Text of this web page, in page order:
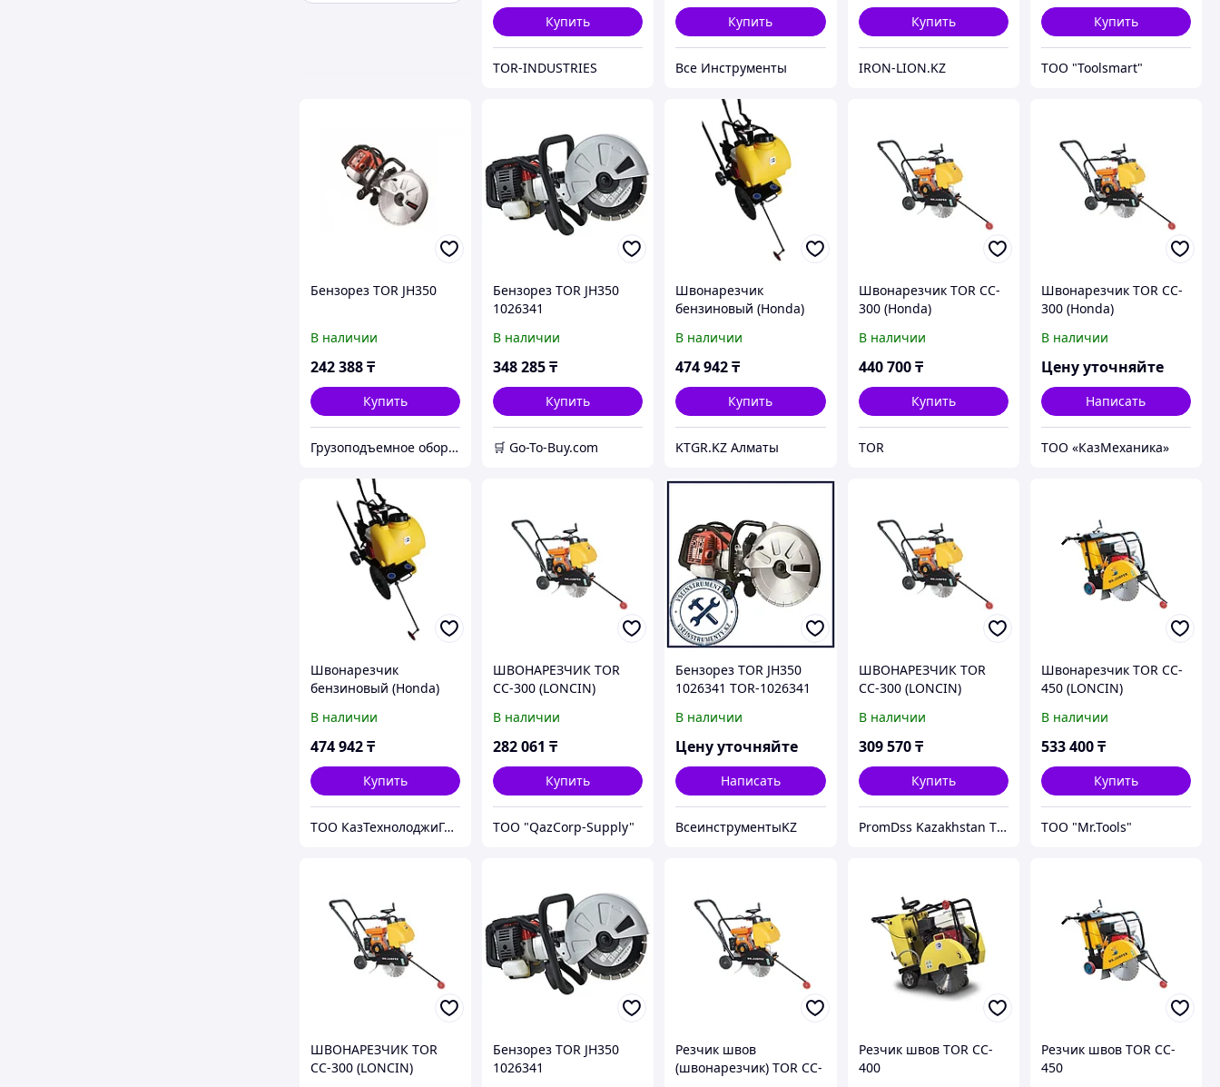
Купить
TOR-INDUSTRIES
Купить
Все Инструменты
Купить
IRON-LION.KZ
Купить
ТОО "Toolsmart"
Бензорез TOR JH350
В наличии
242 388₸
Купить
Грузоподъемное оборудование TOR-SAS
Бензорез TOR JH350
1026341
В наличии
348 285₸
Купить
🛒 Go-To-Buy.com
Швонарезчик
бензиновый (Honda)
В наличии
474 942₸
Купить
KTGR.KZ Алматы
Швонарезчик TOR CC-
300 (Honda)
В наличии
440 700 ₸
Купить
TOR
Швонарезчик TOR CC-
300 (Honda)
В наличии
Цену уточняйте
Написать
ТОО «‎КазМеханика»
Швонарезчик
бензиновый (Honda)
В наличии
474 942₸
Купить
ТОО КазТехнолоджиГрупп Астана
ШВОНАРЕЗЧИК TOR
CC-300 (LONCIN)
В наличии
282 061 ₸
Купить
ТОО "QazCorp-Supply"
Бензорез TOR JH350
1026341 TOR-1026341
В наличии
Цену уточняйте
Написать
ВсеинструментыKZ
ШВОНАРЕЗЧИК TOR
CC-300 (LONCIN)
В наличии
309 570 ₸
Купить
PromDss Kazakhstan TOO
Швонарезчик TOR CC-
450 (LONCIN)
В наличии
533 400₸
Купить
ТОО "Mr.Tools"
ШВОНАРЕЗЧИК TOR
CC-300 (LONCIN)
Бензорез TOR JH350
1026341
Резчик швов
(швонарезчик) TOR CC-
Резчик швов TOR CC-
400
Резчик швов TOR CC-
450